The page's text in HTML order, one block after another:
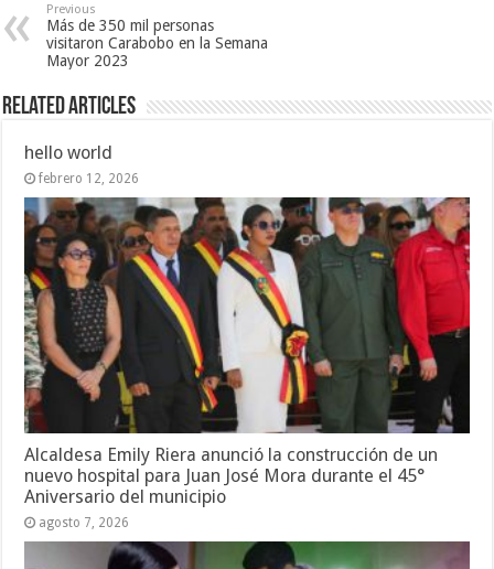
Previous
Más de 350 mil personas
visitaron Carabobo en la Semana
Mayor 2023
Related Articles
hello world
febrero 12, 2026
Alcaldesa Emily Riera anunció la construcción de un
nuevo hospital para Juan José Mora durante el 45°
Aniversario del municipio
agosto 7, 2026